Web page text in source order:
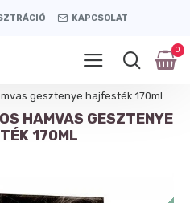
KAPCSOLAT
0
gesztenye hajfesték 170ml
HAMVAS GESZTENYE
170ML